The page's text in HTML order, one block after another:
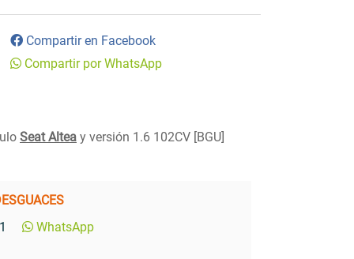
Compartir en Facebook
Compartir por WhatsApp
Seat Altea y versión 1.6 102CV [BGU]
WhatsApp